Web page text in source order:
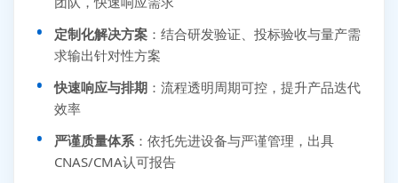
定制化解决方案 ：结合研发验证、投标验收与量产需
求输出针对性方案
快速响应与排期 ：流程透明周期可控，提升产品迭代
效率
严谨质量体系 ：依托先进设备与严谨管理，出具
CNAS/CMA认可报告